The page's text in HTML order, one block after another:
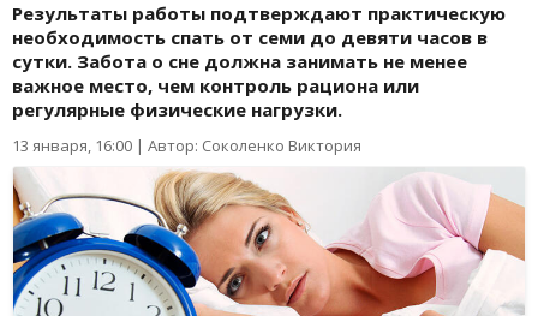
Результаты работы подтверждают практическую
необходимость спать от семи до девяти часов в
сутки. Забота о сне должна занимать не менее
важное место, чем контроль рациона или
регулярные физические нагрузки.
13 января, 16:00 | Автор: Соколенко Виктория